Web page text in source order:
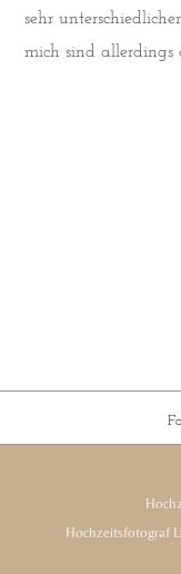
sehr
mich sind
Hochzeitsfotograf